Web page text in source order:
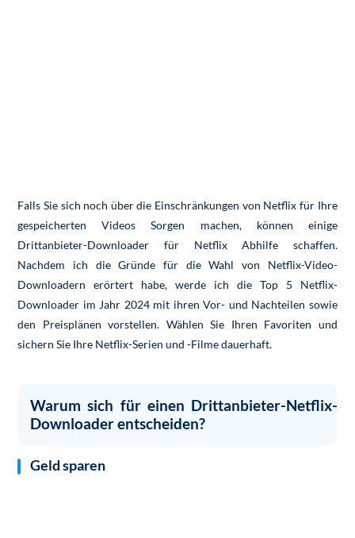
Falls Sie sich noch über die Einschränkungen von Netflix für Ihre
gespeicherten Videos Sorgen machen, können einige
Drittanbieter-Downloader für Netflix Abhilfe schaffen.
Nachdem ich die Gründe für die Wahl von Netflix-Video-
Downloadern erörtert habe, werde ich die Top 5 Netflix-
Downloader im Jahr 2024 mit ihren Vor- und Nachteilen sowie
den Preisplänen vorstellen. Wählen Sie Ihren Favoriten und
sichern Sie Ihre Netflix-Serien und -Filme dauerhaft.
Warum sich für einen Drittanbieter-Netflix-
Downloader entscheiden?
Geld sparen